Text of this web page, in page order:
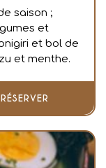
saison ;
et
nigiri et bol de
et menthe.
RÉSERVER